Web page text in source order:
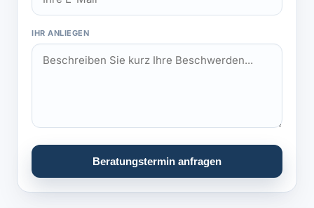
IHR ANLIEGEN
Beratungstermin anfragen